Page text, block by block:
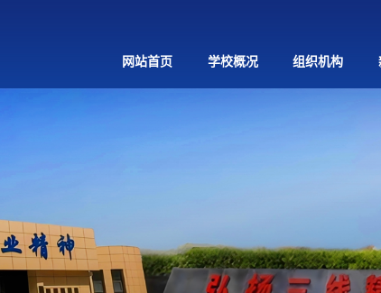
网站首页 学校概况 组织机构